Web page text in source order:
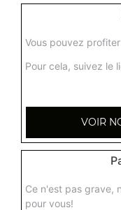
Ananas au sirop
Gingembre
Vous pouvez
Pour cela, suivez le
VOIR
Ce n'est pas grave,
pour vous!